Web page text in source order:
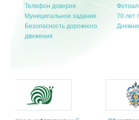
Телефон доверия
Муниципальное задание
Безопасность дорожного
движения
70 лет